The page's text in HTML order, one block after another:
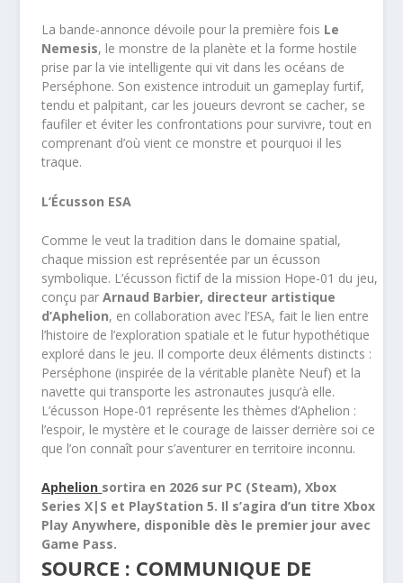
La bande-annonce dévoile pour la première fois Le
Nemesis, le monstre de la planète et la forme hostile
prise par la vie intelligente qui vit dans les océans de
Perséphone. Son existence introduit un gameplay furtif,
tendu et palpitant, car les joueurs devront se cacher, se
faufiler et éviter les confrontations pour survivre, tout en
comprenant d’où vient ce monstre et pourquoi il les
traque.
L’Écusson ESA
Comme le veut la tradition dans le domaine spatial,
chaque mission est représentée par un écusson
symbolique. L’écusson fictif de la mission Hope-01 du jeu,
conçu parArnaud Barbier, directeur artistique
d’Aphelion, en collaboration avec l’ESA, fait le lien entre
l’histoire de l’exploration spatiale et le futur hypothétique
exploré dans le jeu. Il comporte deux éléments distincts :
Perséphone (inspirée de la véritable planète Neuf) et la
navette qui transporte les astronautes jusqu’à elle.
L’écusson Hope-01 représente les thèmes d’Aphelion :
l’espoir, le mystère et le courage de laisser derrière soi ce
que l’on connaît pour s’aventurer en territoire inconnu.
Aphelion sortira en 2026 sur PC (Steam), Xbox
Series X|S et PlayStation 5. Il s’agira d’un titre Xbox
Play Anywhere, disponible dès le premier jour avec
Game Pass.
SOURCE : COMMUNIQUE DE